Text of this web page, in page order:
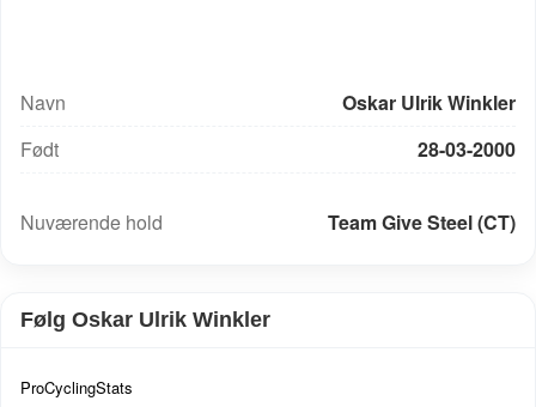
Navn
Oskar Ulrik Winkler
Født
28-03-2000
Nuværende hold Team Give Steel (CT)
Følg Oskar Ulrik Winkler
ProCyclingStats